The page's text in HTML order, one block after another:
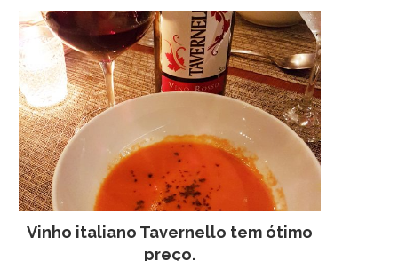
Vinho italiano Tavernello tem ótimo
preço.